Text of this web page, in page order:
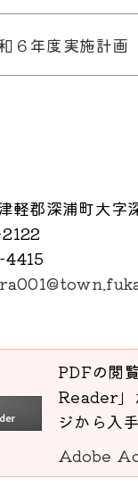
６年度実施計
軽郡深浦町大
4415
PDFの閲
Reader
ジから入
Adobe